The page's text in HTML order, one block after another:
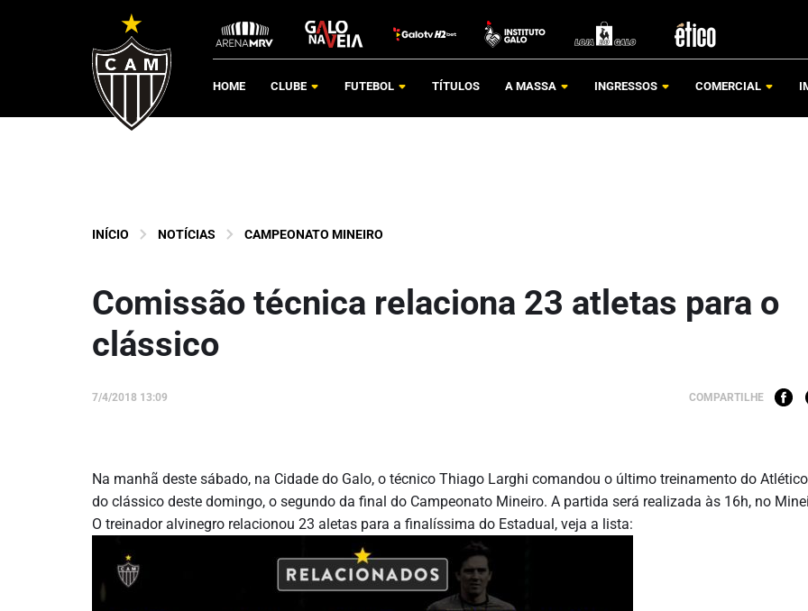
HOME CLUBE FUTEBOL TÍTULOS A MASSA INGRESSOS COMERCIAL
INÍCIO NOTÍCIAS CAMPEONATO MINEIRO
Comissão técnica relaciona 23 atletas para o
clássico
7/4/2018 13:09 COMPARTILHE
Na manhã deste sábado, na Cidade do Galo, o técnico Thiago Larghi comandou o último treinamento do
do clássico deste domingo, o segundo da final do Campeonato Mineiro. A partida será realizada às 16h, no
O treinador alvinegro relacionou 23 aletas para a finalíssima do Estadual, veja a lista: